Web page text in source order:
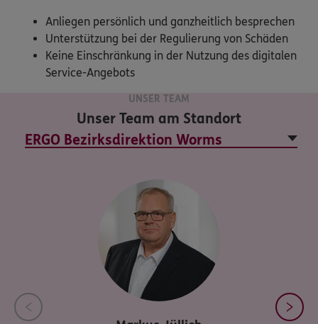
Anliegen persönlich und ganzheitlich besprechen
Unterstützung bei der Regulierung von Schäden
Keine Einschränkung in der Nutzung des digitalen
Service-Angebots
UNSER TEAM
Unser Team am Standort